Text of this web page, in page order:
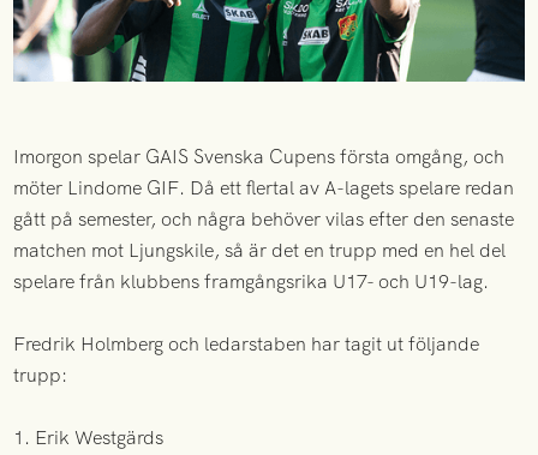
Imorgon spelar GAIS Svenska Cupens första omgång, och
möter Lindome GIF. Då ett flertal av A-lagets spelare redan
gått på semester, och några behöver vilas efter den senaste
matchen mot Ljungskile, så är det en trupp med en hel del
spelare från klubbens framgångsrika U17- och U19-lag.
Fredrik Holmberg och ledarstaben har tagit ut följande
trupp:
1. Erik Westgärds